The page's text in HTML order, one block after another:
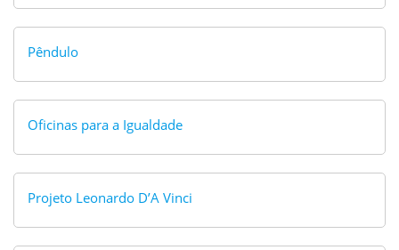
Pêndulo
Oficinas para a Igualdade
Projeto Leonardo D’A Vinci